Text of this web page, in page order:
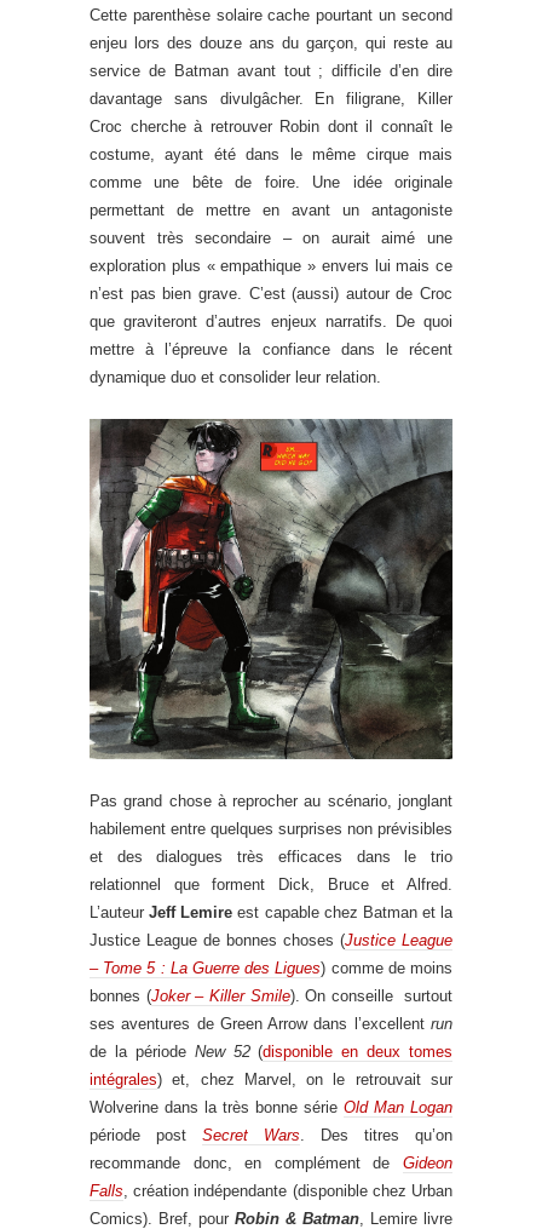
Cette parenthèse solaire cache pourtant un second
enjeu lors des douze ans du garçon, qui reste au
service de Batman avant tout ; difficile d’en dire
davantage sans divulgâcher. En filigrane, Killer
Croc cherche à retrouver Robin dont il connaît le
costume, ayant été dans le même cirque mais
comme une bête de foire. Une idée originale
permettant de mettre en avant un antagoniste
souvent très secondaire – on aurait aimé une
exploration plus « empathique » envers lui mais ce
n’est pas bien grave. C’est (aussi) autour de Croc
que graviteront d’autres enjeux narratifs. De quoi
mettre à l’épreuve la confiance dans le récent
dynamique duo et consolider leur relation.
Pas grand chose à reprocher au scénario, jonglant
habilement entre quelques surprises non prévisibles
et des dialogues très efficaces dans le trio
relationnel que forment Dick, Bruce et Alfred.
L’auteurJeff Lemire est capable chez Batman et la
Justice League de bonnes choses (Justice League
– Tome 5 : La Guerre des Ligues) comme de moins
bonnes (Joker – Killer Smile). On conseille surtout
ses aventures de Green Arrow dans l’excellent run
de la période New 52(disponible en deux tomes
intégrales) et, chez Marvel, on le retrouvait sur
Wolverine dans la très bonne série Old Man Logan
période post Secret Wars . Des titres qu’on
recommande donc, en complément de Gideon
Falls , création indépendante (disponible chez Urban
Comics). Bref, pour Robin & Batman , Lemire livre